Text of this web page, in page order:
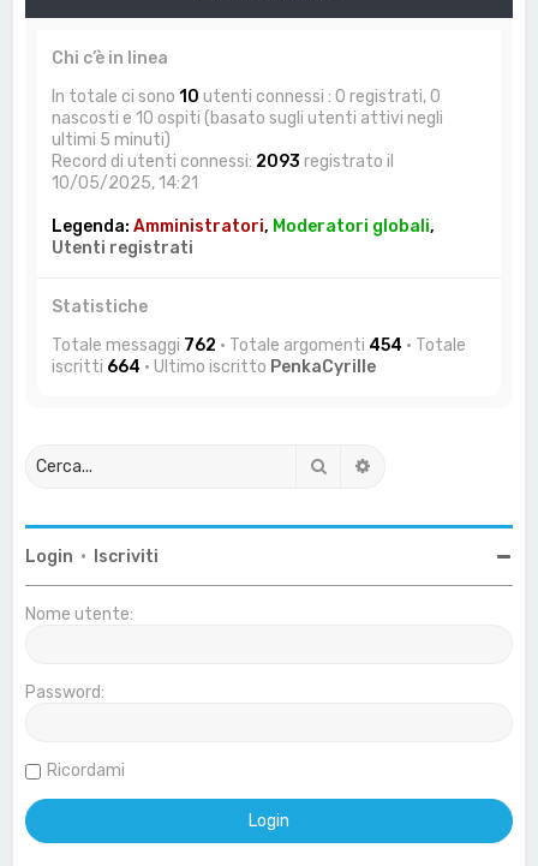
Chi c’è in linea
In totale ci sono10 utenti connessi : 0 registrati, 0
nascosti e 10 ospiti (basato sugli utenti attivi negli
ultimi 5 minuti)
Record di utenti connessi: 2093 registrato il
10/05/2025, 14:21
Legenda:Amministratori, Moderatori globali,
Utenti registrati
Statistiche
Totale messaggi 762 • Totale argomenti 454 • Totale
iscritti 664 • Ultimo iscritto PenkaCyrille
Cerca
Login • Iscriviti
Nome utente:
Password:
Ricordami